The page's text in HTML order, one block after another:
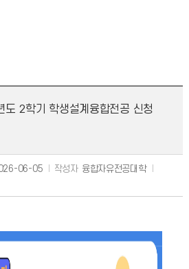
도 2학기 학생설계융합전공 신청
06-05 작성자 융합자유전공대학